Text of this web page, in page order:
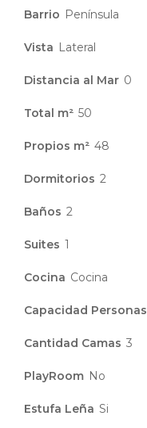
Barrio Península
Vista Lateral
Distancia al Mar 0
Total m² 50
Propios m² 48
Dormitorios 2
Baños 2
Suites 1
Cocina Cocina
Capacidad Personas
Cantidad Camas 3
PlayRoom No
Estufa Leña Si